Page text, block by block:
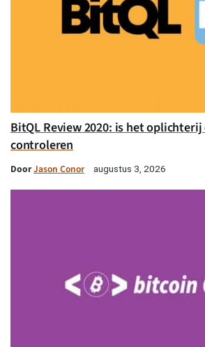
BitQL Review 2020: is het
controleren
DoorJason Conor augustus 3, 2026